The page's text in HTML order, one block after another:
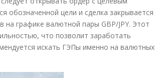
обозначенной цели и сделка закрывается
графике валютной пары GBP/JPY. Этот
что позволит заработать
искать ГЭПы именно на валютных